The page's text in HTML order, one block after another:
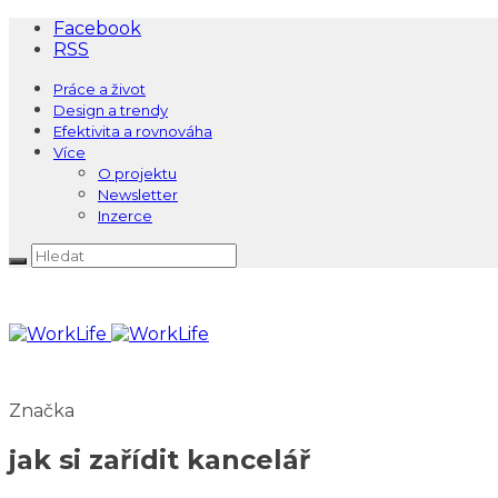
Facebook
RSS
Práce a život
Design a trendy
Efektivita a rovnováha
Více
O projektu
Newsletter
Inzerce
Značka
jak si zařídit kancelář